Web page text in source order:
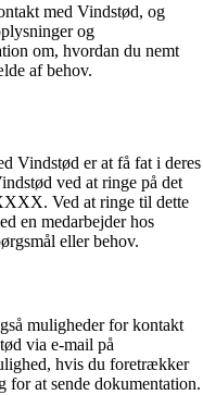
med Vindstød, og
og
om, hvordan du nemt
af behov.
Vindstød er at få fat i deres
ved at ringe på det
Ved at ringe til dette
en medarbejder hos
eller behov.
muligheder for kontakt
via e-mail på
hvis du foretrækker
for at sende dokumentation.